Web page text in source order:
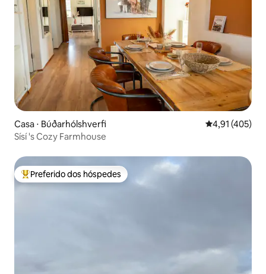
Casa ⋅ Búðarhólshverfi 4,91 de uma
4,91 (405)
Sísí 's Cozy Farmhouse
Entre os melhores preferidos dos hóspedes
Preferido dos hóspedes